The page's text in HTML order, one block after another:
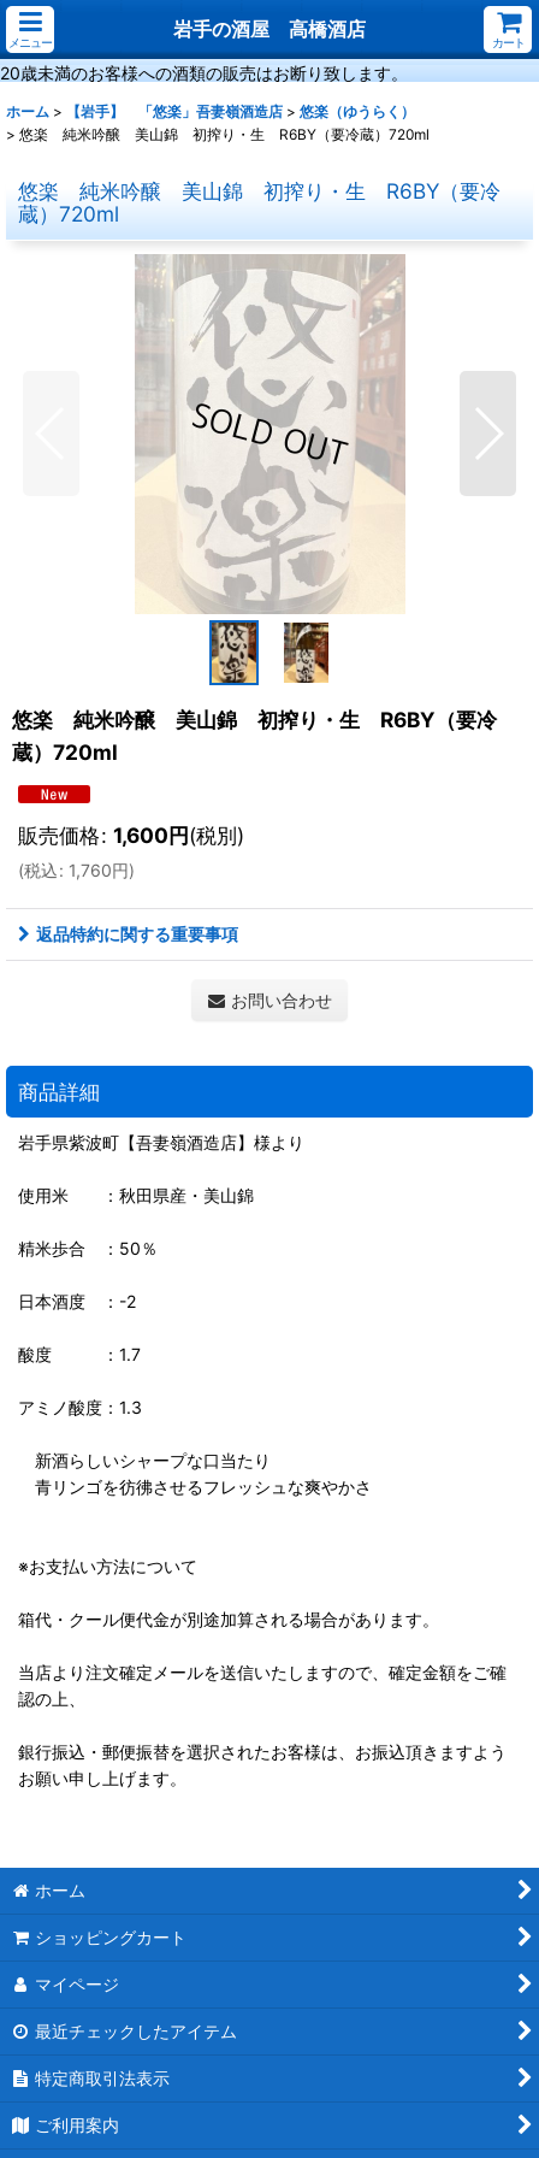
メニュー
岩手の酒屋 高橋酒店
カート
20歳未満のお客様への酒類の販売はお断り致します。
ホーム > 【岩手】 「悠楽」吾妻嶺酒造店 > 悠楽（ゆうらく）
> 悠楽 純米吟醸 美山錦 初搾り・生 R6BY（要冷蔵）720ml
悠楽 純米吟醸 美山錦 初搾り・生 R6BY（要冷
蔵）720ml
悠楽 純米吟醸 美山錦 初搾り・生 R6BY（要冷
蔵）720ml
販売価格: 1,600円(税別)
(税込: 1,760円)
返品特約に関する重要事項
お問い合わせ
商品詳細
岩手県紫波町【吾妻嶺酒造店】様より
使用米 ：秋田県産・美山錦
精米歩合 ：50％
日本酒度 ：-2
酸度 ：1.7
アミノ酸度：1.3
新酒らしいシャープな口当たり
青リンゴを彷彿させるフレッシュな爽やかさ
※お支払い方法について
箱代・クール便代金が別途加算される場合があります。
当店より注文確定メールを送信いたしますので、確定金額をご確
認の上、
銀行振込・郵便振替を選択されたお客様は、お振込頂きますよう
お願い申し上げます。
ホーム
ショッピングカート
マイページ
最近チェックしたアイテム
特定商取引法表示
ご利用案内